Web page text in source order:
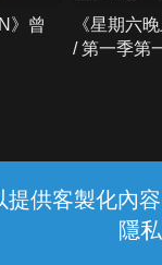
供客製化內
隱
》曾
《星期六
/ 第一季第